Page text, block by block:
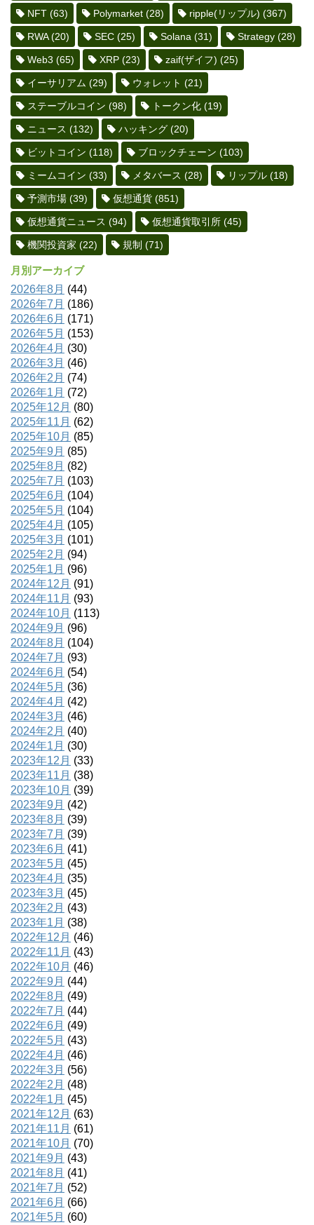
NFT (63) Polymarket (28) ripple(リップル) (367)
RWA(20) SEC (25) Solana (31) Strategy (28)
Web3 (65) XRP (23) zaif(ザイフ) (25)
イーサリアム (29) ウォレット (21)
ステーブルコイン (98) トークン化 (19)
ニュース (132) ハッキング (20)
ビットコイン (118) ブロックチェーン (103)
ミームコイン (33) メタバース (28) リップル (18)
予測市場 (39) 仮想通貨 (851)
仮想通貨ニュース (94) 仮想通貨取引所 (45)
機関投資家 (22) 規制 (71)
月別アーカイブ
2026年8月 (44)
2026年7月 (186)
2026年6月 (171)
2026年5月 (153)
2026年4月 (30)
2026年3月 (46)
2026年2月 (74)
2026年1月 (72)
2025年12月 (80)
2025年11月 (62)
2025年10月 (85)
2025年9月 (85)
2025年8月 (82)
2025年7月 (103)
2025年6月 (104)
2025年5月 (104)
2025年4月 (105)
2025年3月 (101)
2025年2月 (94)
2025年1月 (96)
2024年12月 (91)
2024年11月 (93)
2024年10月 (113)
2024年9月 (96)
2024年8月 (104)
2024年7月 (93)
2024年6月 (54)
2024年5月 (36)
2024年4月 (42)
2024年3月 (46)
2024年2月 (40)
2024年1月 (30)
2023年12月 (33)
2023年11月 (38)
2023年10月 (39)
2023年9月 (42)
2023年8月 (39)
2023年7月 (39)
2023年6月 (41)
2023年5月 (45)
2023年4月 (35)
2023年3月 (45)
2023年2月 (43)
2023年1月 (38)
2022年12月 (46)
2022年11月 (43)
2022年10月 (46)
2022年9月 (44)
2022年8月 (49)
2022年7月 (44)
2022年6月 (49)
2022年5月 (43)
2022年4月 (46)
2022年3月 (56)
2022年2月 (48)
2022年1月 (45)
2021年12月 (63)
2021年11月 (61)
2021年10月 (70)
2021年9月 (43)
2021年8月 (41)
2021年7月 (52)
2021年6月 (66)
2021年5月 (60)